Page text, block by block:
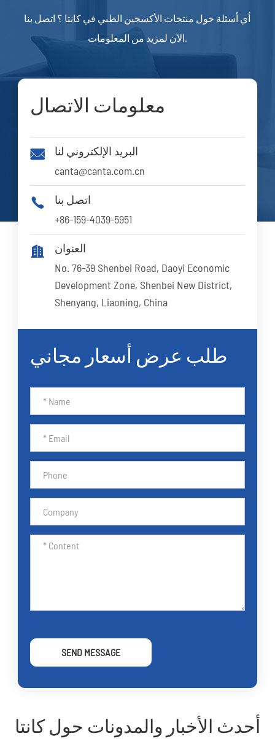
أي أسئلة حول منتجات الأكسجين الطبي في كانتا ؟ اتصل بنا
الآن لمزيد من المعلومات.
معلومات الاتصال

البريد الإلكتروني لنا
canta@canta.com.cn

اتصل بنا
+86-159-4039-5951

العنوان
No. 76-39 Shenbei Road, Daoyi Economic
Development Zone, Shenbei New District,
Shenyang, Liaoning, China
طلب عرض أسعار مجاني
SEND MESSAGE
أحدث الأخبار والمدونات حول كانتا